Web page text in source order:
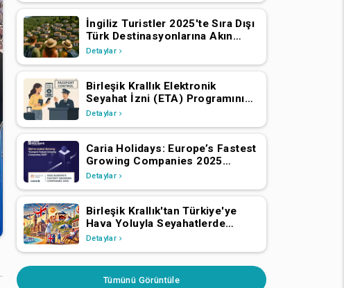
İngiliz Turistler 2025'te Sıra Dışı
Türk Destinasyonlarına Akın
Ediyor
Detaylar
Birleşik Krallık Elektronik
Seyahat İzni (ETA) Programını
Genişletiyor: AEA ve İsviçre
Detaylar
Caria Holidays: Europe’s Fastest
Growing Companies 2025
Listesinde!
Detaylar
Birleşik Krallık'tan Türkiye'ye
Hava Yoluyla Seyahatlerde
2024'te Önemli Büyüme
Detaylar
Tümünü Görüntüle